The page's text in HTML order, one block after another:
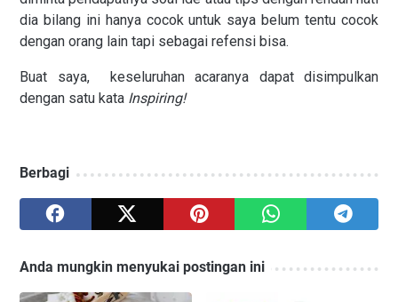
dia bilang ini hanya cocok untuk saya belum tentu cocok
dengan orang lain tapi sebagai refensi bisa.
Buat saya, keseluruhan acaranya dapat disimpulkan
dengan satu kata Inspiring!
Berbagi
Anda mungkin menyukai postingan ini